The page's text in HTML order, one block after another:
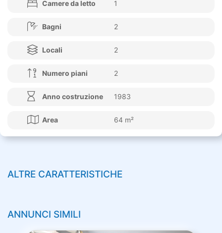
Camere da letto 1
Bagni 2
Locali 2
Numero piani 2
Anno costruzione 1983
Area 64 m²
ALTRE CARATTERISTICHE
ANNUNCI SIMILI